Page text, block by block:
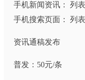
手机新闻资讯： 列
手机搜索页面： 列
资讯通稿发布
普发：50元/条